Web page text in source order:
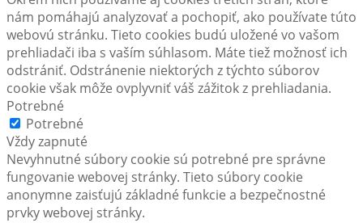
nám pomáhajú analyzovať a pochopiť, ako používate túto
webovú stránku. Tieto cookies budú uložené vo vašom
prehliadači iba s vaším súhlasom. Máte tiež možnosť ich
odstrániť. Odstránenie niektorých z týchto súborov
cookie však môže ovplyvniť váš zážitok z prehliadania.
Potrebné
Potrebné
Vždy zapnuté
Nevyhnutné súbory cookie sú potrebné pre správne
fungovanie webovej stránky. Tieto súbory cookie
anonymne zaisťujú základné funkcie a bezpečnostné
prvky webovej stránky.